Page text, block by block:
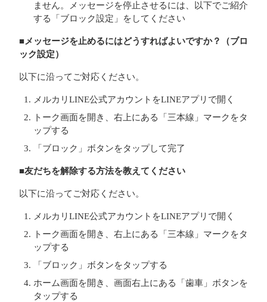
ません。メッセージを停止させるには、以下でご紹介
する「ブロック設定」をしてください
■メッセージを止めるにはどうすればよいですか？（ブロ
ック設定）
以下に沿ってご対応ください。
メルカリLINE公式アカウントをLINEアプリで開く
トーク画面を開き、右上にある「三本線」マークをタ
ップする
「ブロック」ボタンをタップして完了
■友だちを解除する方法を教えてください
以下に沿ってご対応ください。
メルカリLINE公式アカウントをLINEアプリで開く
トーク画面を開き、右上にある「三本線」マークをタ
ップする
「ブロック」ボタンをタップする
ホーム画面を開き、画面右上にある「歯車」ボタンを
タップする